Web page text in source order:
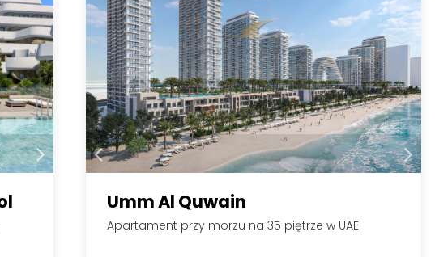
Umm Al Quwain
Apartament przy morzu na 35 piętrze w UAE